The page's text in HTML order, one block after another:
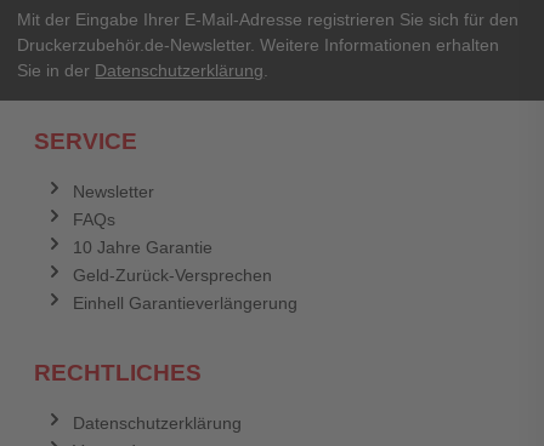
Ihr Passwort
Mit der Eingabe Ihrer E-Mail-Adresse registrieren Sie sich für den
Druckerzubehör.de-Newsletter. Weitere Informationen erhalten
Sie in der Datenschutzerklärung
SERVICE
Newsletter
FAQs
10 Jahre Garantie
Geld-Zurück-Versprechen
Einhell Garantieverlängerung
RECHTLICHES
Datenschutzerklärung